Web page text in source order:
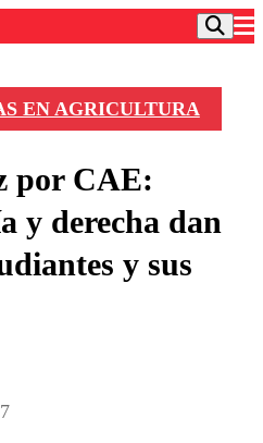
EN AGRICULTURA
por CAE:
y derecha dan
y sus